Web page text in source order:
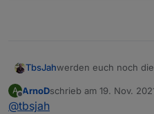
TbsJahwerden euch noch
Eventuell nur Zufall
A
Offline
ArnoDschrieb am 19. Nov.
zuletzt editiert von
@tbsjah